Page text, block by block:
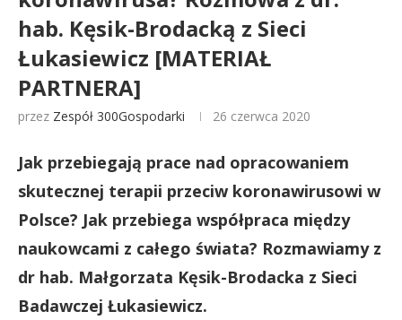
hab. Kęsik-Brodacką z Sieci
Łukasiewicz [MATERIAŁ
PARTNERA]
przez Zespół 300Gospodarki 26 czerwca 2020
Jak przebiegają prace nad opracowaniem
skutecznej terapii przeciw koronawirusowi w
Polsce? Jak przebiega współpraca między
naukowcami z całego świata? Rozmawiamy z
dr hab. Małgorzata Kęsik-Brodacka z Sieci
Badawczej Łukasiewicz.